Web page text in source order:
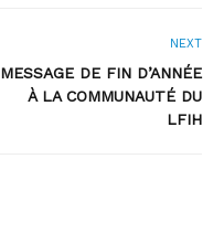
NEXT
MESSAGE DE FIN D’ANNÉE
À LA COMMUNAUTÉ DU
LFIH